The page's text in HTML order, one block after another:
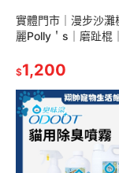
實體門市｜漫步沙灘
麗Polly＇s｜磨趾棍
型｜大型｜翔帥寵物
$1,200